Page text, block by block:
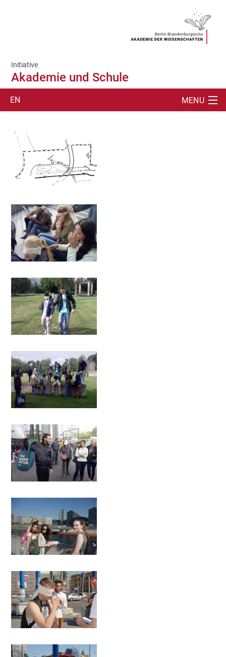
Initiative
Akademie und Schule
MENU
EN
ÜBER
AKADEMIEVORTRÄGE
VORLESUNGEN